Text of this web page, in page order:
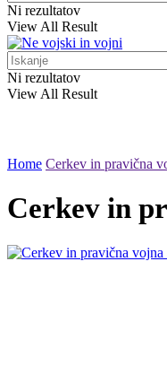
Ni rezultatov
View All Result
Ni rezultatov
View All Result
Home Cerkev in pravična
Cerkev in